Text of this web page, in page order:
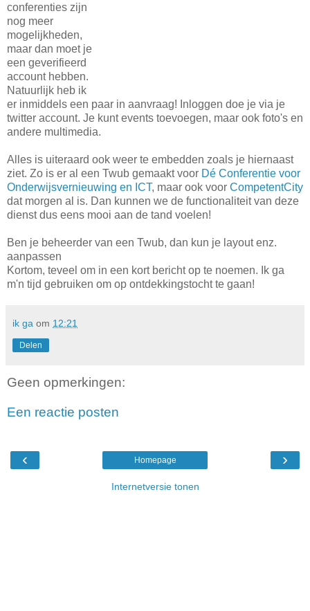
conferenties zijn
nog meer
mogelijkheden,
maar dan moet je
een geverifieerd
account hebben.
Natuurlijk heb ik
er inmiddels een paar in aanvraag! Inloggen doe je via je
twitter account. Je kunt events toevoegen, maar ook foto's en
andere multimedia.
Alles is uiteraard ook weer te embedden zoals je hiernaast
ziet. Zo is er al een Twub gemaakt voor Dé Conferentie voor
Onderwijsvernieuwing en ICT, maar ook voor CompetentCity
dat morgen al is. Dan kunnen we de functionaliteit van deze
dienst dus eens mooi aan de tand voelen!
Ben je beheerder van een Twub, dan kun je layout enz.
aanpassen
Kortom, teveel om in een kort bericht op te noemen. Ik ga
m'n tijd gebruiken om op ontdekkingstocht te gaan!
ik ga om 12:21
Delen
Geen opmerkingen:
Een reactie posten
‹ ›
Homepage
Internetversie tonen